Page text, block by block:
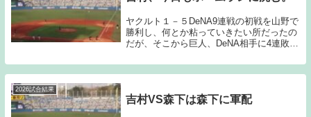
ヤクルト１－５DeNA9連戦の初戦を山野で
勝利し、何とか粘っていきたい所だったの
だが、そこから巨人、DeNA相手に4連敗を
エース吉村の粘りに期待したのだが、初回
に牧、2回に蝦名、3回にエンカーナシオン
2026試合結果
吉村VS森下は森下に軍配